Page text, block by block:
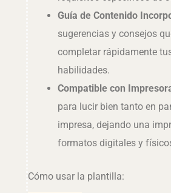
Guía de Contenido
sugerencias y consejos
completar rápidamente
habilidades.
Compatible con
para lucir bien tanto en
impresa, dejando una
formatos digitales y
Cómo usar la plantilla: